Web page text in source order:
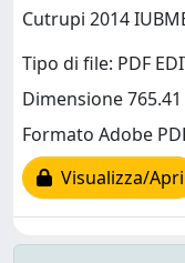
Cutrupi 2014
Tipo di file: PDF
Dimensione
Formato Adobe
Visualizza/Apri